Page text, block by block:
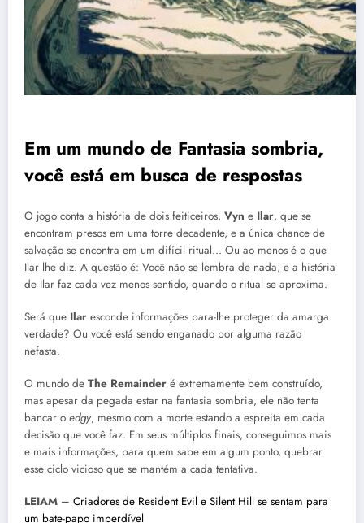
Em um mundo de Fantasia sombria,
você está em busca de respostas
O jogo conta a história de dois feiticeiros, Vyn e Ilar, que se
encontram presos em uma torre decadente, e a única chance de
salvação se encontra em um difícil ritual… Ou ao menos é o que
Ilar lhe diz. A questão é: Você não se lembra de nada, e a história
de Ilar faz cada vez menos sentido, quando o ritual se aproxima.
Será que Ilar esconde informações para-lhe proteger da amarga
verdade? Ou você está sendo enganado por alguma razão
nefasta.
O mundo de The Remainder é extremamente bem construído,
mas apesar da pegada estar na fantasia sombria, ele não tenta
bancar o edgy, mesmo com a morte estando a espreita em cada
decisão que você faz. Em seus múltiplos finais, conseguimos mais
e mais informações, para quem sabe em algum ponto, quebrar
esse ciclo vicioso que se mantém a cada tentativa.
LEIAM – Criadores de Resident Evil e Silent Hill se sentam para
um bate-papo imperdível